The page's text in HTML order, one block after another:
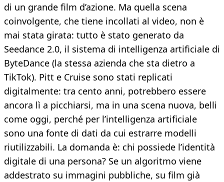
di un grande film d’azione. Ma quella scena
coinvolgente, che tiene incollati al video, non è
mai stata girata: tutto è stato generato da
Seedance 2.0, il sistema di intelligenza artificiale di
ByteDance (la stessa azienda che sta dietro a
TikTok). Pitt e Cruise sono stati replicati
digitalmente: tra cento anni, potrebbero essere
ancora lì a picchiarsi, ma in una scena nuova, belli
come oggi, perché per l’intelligenza artificiale
sono una fonte di dati da cui estrarre modelli
riutilizzabili. La domanda è: chi possiede l’identità
digitale di una persona? Se un algoritmo viene
addestrato su immagini pubbliche, su film già